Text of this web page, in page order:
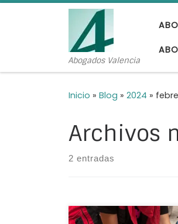
Saltar al contenido
Abogados Valencia
Inicio » Blog » 2024 »
Archivos
2 entradas